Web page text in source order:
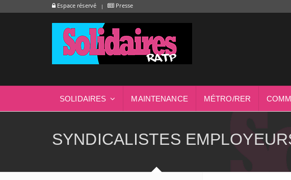
Espace réservé Presse
SOLIDAIRES MAINTENANCE MÉTRO/RER
SYNDICALISTES